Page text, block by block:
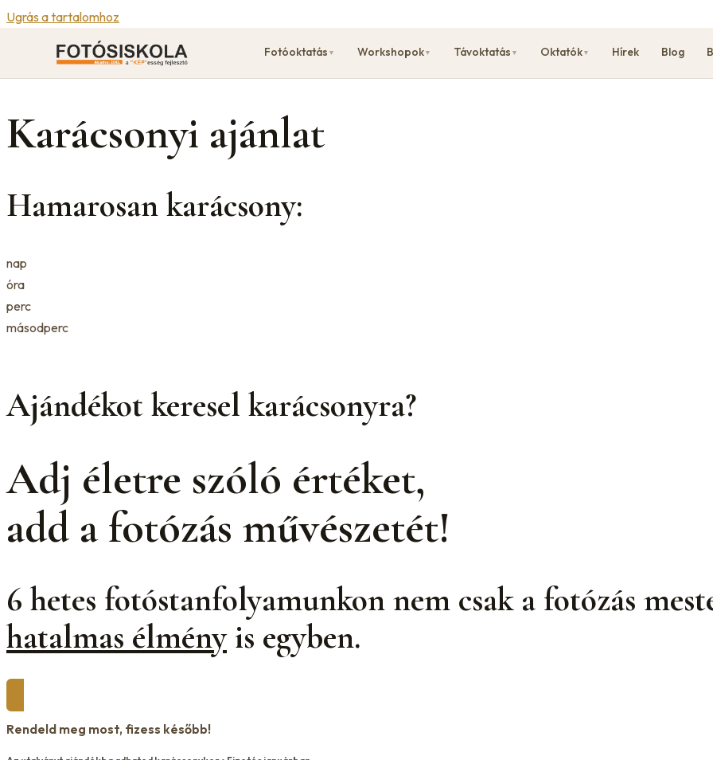
Ugrás a tartalomhoz
Fotóoktatás ▼ Workshopok▼ Távoktatás ▼ Oktatók▼ Hírek Blog
Karácsonyi ajánlat
Hamarosan karácsony:
nap
óra
perc
másodperc
Ajándékot keresel karácsonyra?
Adj életre szóló értéket,
add a fotózás művészetét!
6 hetes fotóstanfolyamunkon nem csak a fotózás
hatalmas élményis egyben.
Rendeld meg most, fizess később!